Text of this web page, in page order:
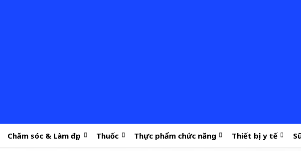
Chăm sóc & Làm đẹp Thuốc Thực phẩm chức năng Thiết bị y tế